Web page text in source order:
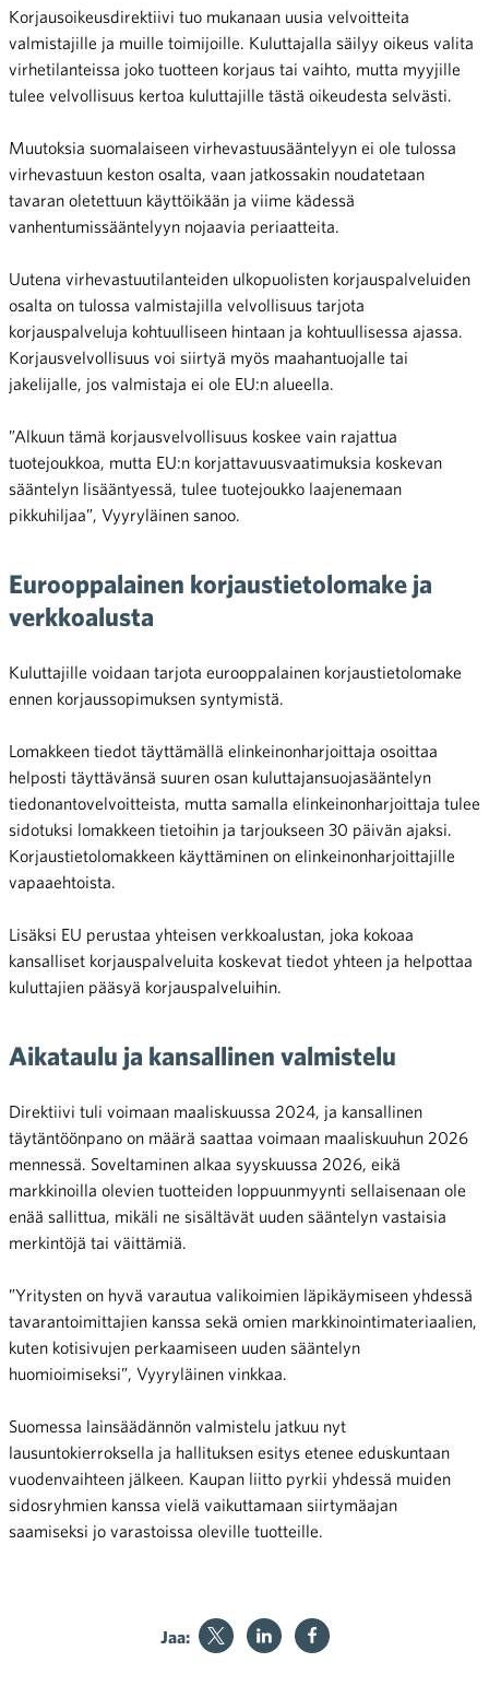
Korjausoikeusdirektiivi tuo mukanaan uusia velvoitteita
valmistajille ja muille toimijoille. Kuluttajalla säilyy oikeus valita
virhetilanteissa joko tuotteen korjaus tai vaihto, mutta myyjille
tulee velvollisuus kertoa kuluttajille tästä oikeudesta selvästi.
Muutoksia suomalaiseen virhevastuusääntelyyn ei ole tulossa
virhevastuun keston osalta, vaan jatkossakin noudatetaan
tavaran oletettuun käyttöikään ja viime kädessä
vanhentumissääntelyyn nojaavia periaatteita.
Uutena virhevastuutilanteiden ulkopuolisten korjauspalveluiden
osalta on tulossa valmistajilla velvollisuus tarjota
korjauspalveluja kohtuulliseen hintaan ja kohtuullisessa ajassa.
Korjausvelvollisuus voi siirtyä myös maahantuojalle tai
jakelijalle, jos valmistaja ei ole EU:n alueella.
”Alkuun tämä korjausvelvollisuus koskee vain rajattua
tuotejoukkoa, mutta EU:n korjattavuusvaatimuksia koskevan
sääntelyn lisääntyessä, tulee tuotejoukko laajenemaan
pikkuhiljaa”, Vyyryläinen sanoo.
Eurooppalainen korjaustietolomake ja
verkkoalusta
Kuluttajille voidaan tarjota eurooppalainen korjaustietolomake
ennen korjaussopimuksen syntymistä.
Lomakkeen tiedot täyttämällä elinkeinonharjoittaja osoittaa
helposti täyttävänsä suuren osan kuluttajansuojasääntelyn
tiedonantovelvoitteista, mutta samalla elinkeinonharjoittaja tulee
sidotuksi lomakkeen tietoihin ja tarjoukseen 30 päivän ajaksi.
Korjaustietolomakkeen käyttäminen on elinkeinonharjoittajille
vapaaehtoista.
Lisäksi EU perustaa yhteisen verkkoalustan, joka kokoaa
kansalliset korjauspalveluita koskevat tiedot yhteen ja helpottaa
kuluttajien pääsyä korjauspalveluihin.
Aikataulu ja kansallinen valmistelu
Direktiivi tuli voimaan maaliskuussa 2024, ja kansallinen
täytäntöönpano on määrä saattaa voimaan maaliskuuhun 2026
mennessä. Soveltaminen alkaa syyskuussa 2026, eikä
markkinoilla olevien tuotteiden loppuunmyynti sellaisenaan ole
enää sallittua, mikäli ne sisältävät uuden sääntelyn vastaisia
merkintöjä tai väittämiä.
”Yritysten on hyvä varautua valikoimien läpikäymiseen yhdessä
tavarantoimittajien kanssa sekä omien markkinointimateriaalien,
kuten kotisivujen perkaamiseen uuden sääntelyn
huomioimiseksi”, Vyyryläinen vinkkaa.
Suomessa lainsäädännön valmistelu jatkuu nyt
lausuntokierroksella ja hallituksen esitys etenee eduskuntaan
vuodenvaihteen jälkeen. Kaupan liitto pyrkii yhdessä muiden
sidosryhmien kanssa vielä vaikuttamaan siirtymäajan
saamiseksi jo varastoissa oleville tuotteille.
Jaa: